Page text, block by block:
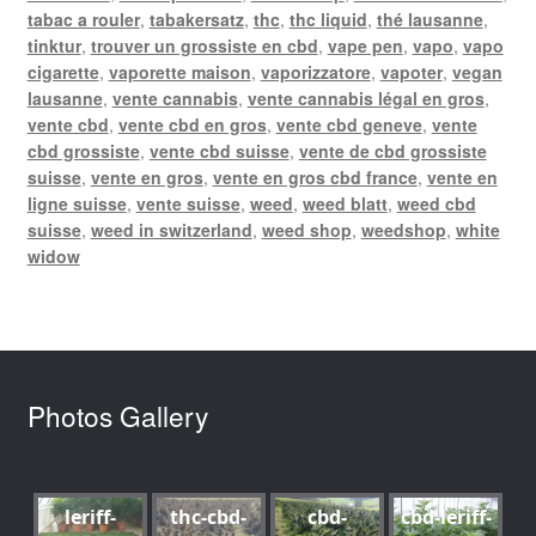
tabac a rouler, tabakersatz, thc, thc liquid, thé lausanne,
tinktur, trouver un grossiste en cbd, vape pen, vapo, vapo
cigarette, vaporette maison, vaporizzatore, vapoter, vegan
lausanne, vente cannabis, vente cannabis légal en gros,
vente cbd, vente cbd en gros, vente cbd geneve, vente
cbd grossiste, vente cbd suisse, vente de cbd grossiste
suisse, vente en gros, vente en gros cbd france, vente en
ligne suisse, vente suisse, weed, weed blatt, weed cbd
suisse, weed in switzerland, weed shop, weedshop, white
widow
Photos Gallery
leriff-
thc-cbd-
cbd-
cbd-leriff-